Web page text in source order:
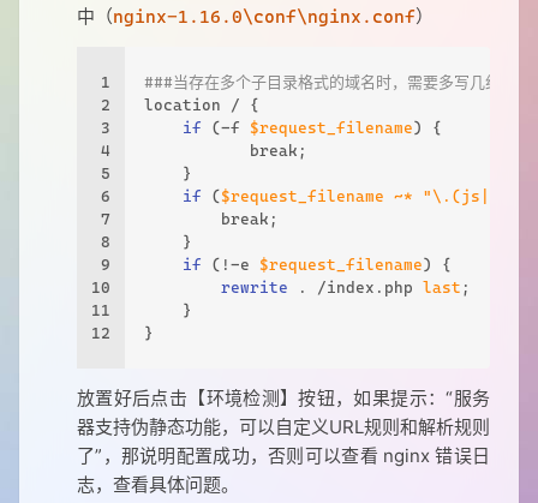
中（nginx-1.16.0\conf\nginx.conf）
1
2
3
4
5
6
7
8
9
10
11
12
###当存在多个子目录格式的域名时，需要多写几
location / {
if (-f $request_filename) {
           break;
    }
if ($request_filename ~*
        break;
    }
if (!-e $request_filename) {
rewrite . /index.php last ;
    }
}
放置好后点击【环境检测】按钮，如果提示：“服务
器支持伪静态功能，可以自定义URL规则和解析规则
了”，那说明配置成功，否则可以查看 nginx 错误日
志，查看具体问题。